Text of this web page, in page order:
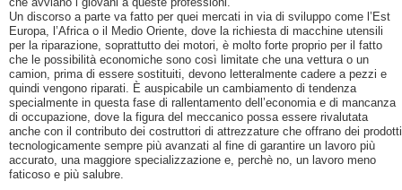
Un discorso a parte va fatto per quei mercati in via di sviluppo come l’Est
Europa, l’Africa o il Medio Oriente, dove la richiesta di macchine utensili
per la riparazione, soprattutto dei motori, è molto forte proprio per il fatto
che le possibilità economiche sono così limitate che una vettura o un
camion, prima di essere sostituiti, devono letteralmente cadere a pezzi e
quindi vengono riparati. È auspicabile un cambiamento di tendenza
specialmente in questa fase di rallentamento dell’economia e di mancanza
di occupazione, dove la figura del meccanico possa essere rivalutata
anche con il contributo dei costruttori di attrezzature che offrano dei prodotti
tecnologicamente sempre più avanzati al fine di garantire un lavoro più
accurato, una maggiore specializzazione e, perchè no, un lavoro meno
faticoso e più salubre.